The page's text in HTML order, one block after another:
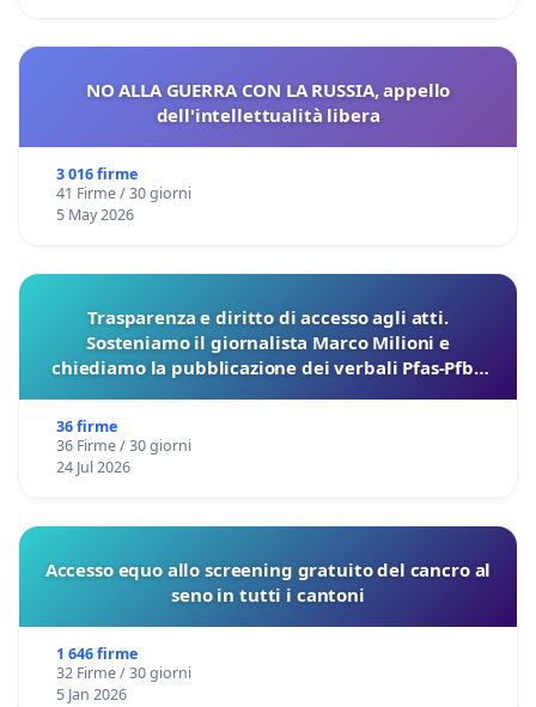
NO ALLA GUERRA CON LA RUSSIA, appello
dell'intellettualità libera
3 016 firme
41 Firme / 30 giorni
5 May 2026
Trasparenza e diritto di accesso agli atti.
Sosteniamo il giornalista Marco Milioni e
chiediamo la pubblicazione dei verbali Pfas-Pfba
36 firme
36 Firme / 30 giorni
24 Jul 2026
Accesso equo allo screening gratuito del cancro al
seno in tutti i cantoni
1 646 firme
32 Firme / 30 giorni
5 Jan 2026